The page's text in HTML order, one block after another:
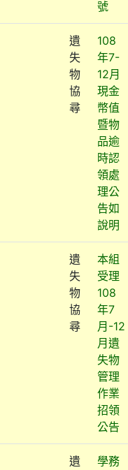
號
遺
失
物
協
尋
108
年7-
12月
現金
幣值
暨物
品逾
時認
領處
理公
告如
說明
遺
失
物
協
尋
本組
受理
108
年7
月-12
月遺
失物
管理
作業
招領
公告
遺
學務